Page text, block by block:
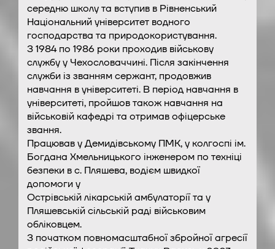
середню школу та вступив в Рівненський
Національний університет водного
господарства та природокористування.
З 1984 по 1986 роки проходив військову
службу у Чехословаччині. Після закінчення
служби із званням сержант, продовжив
навчання в університеті. В період навчання в
університеті, пройшов також навчання на
військовій кафедрі та отримав офіцерське
звання.
Працював у Демидівському ПМК, у колгоспі ім.
Богдана Хмельницького інженером по техніці
безпеки в с. Пляшева, водієм швидкої
допомоги у
Острівській лікарській амбулаторії та у
Пляшевській сільській раді військовим
обліковцем.
З початком повномасштабної збройної агресії